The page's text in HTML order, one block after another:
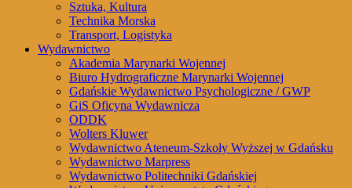
Sztuka, Kultura
Technika Morska
Transport, Logistyka
Wydawnictwo
Akademia Marynarki Wojennej
Biuro Hydrograficzne Marynarki Wojennej
Gdańskie Wydawnictwo Psychologiczne / GWP
GiS Oficyna Wydawnicza
ODDK
Wolters Kluwer
Wydawnictwo Ateneum-Szkoły Wyższej w Gdańsku
Wydawnictwo Marpress
Wydawnictwo Politechniki Gdańskiej